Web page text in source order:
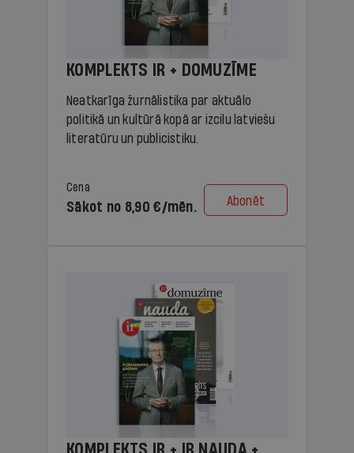
KOMPLEKTS IR + DOMUZĪME
Neatkarīga žurnālistika par aktuālo
politikā un kultūrā kopā ar izcilu latviešu
literatūru un publicistiku.
Cena
Sākot no 8,90 €/mēn. Abonēt